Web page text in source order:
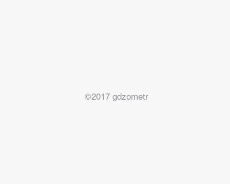
©2017 gdzometr